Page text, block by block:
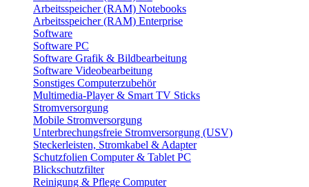
Arbeitsspeicher (RAM) Notebooks
Arbeitsspeicher (RAM) Enterprise
Software
Software PC
Software Grafik & Bildbearbeitung
Software Videobearbeitung
Sonstiges Computerzubehör
Multimedia-Player & Smart TV Sticks
Stromversorgung
Mobile Stromversorgung
Unterbrechungsfreie Stromversorgung (USV)
Steckerleisten, Stromkabel & Adapter
Schutzfolien Computer & Tablet PC
Blickschutzfilter
Reinigung & Pflege Computer